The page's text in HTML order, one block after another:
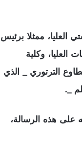
العليا، ممثلا برئيس
العليا، وكلية
الترتوري _ الذي
_.
على هذه الرسالة،